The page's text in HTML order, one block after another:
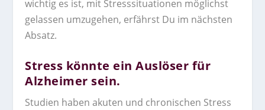
wichtig es ist, mit Stresssituationen möglichst
gelassen umzugehen, erfährst Du im nächsten
Absatz.
Stress könnte ein Auslöser für
Alzheimer sein.
Studien haben akuten und chronischen Stress